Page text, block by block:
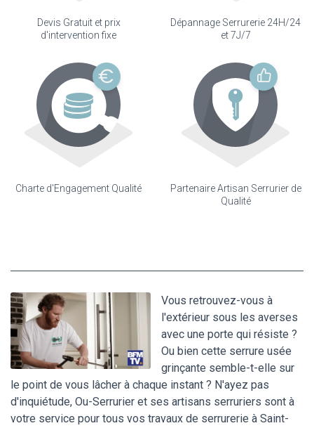
Devis Gratuit et prix
d'intervention fixe
Dépannage Serrurerie 24H/24
et 7J/7
Charte d'Engagement Qualité
Partenaire Artisan Serrurier de
Qualité
Vous retrouvez-vous à
l'extérieur sous les averses
avec une porte qui résiste ?
Ou bien cette serrure usée
grinçante semble-t-elle sur
le point de vous lâcher à chaque instant ? N'ayez pas
d'inquiétude, Ou-Serrurier et ses artisans serruriers sont à
votre service pour tous vos travaux de serrurerie à Saint-